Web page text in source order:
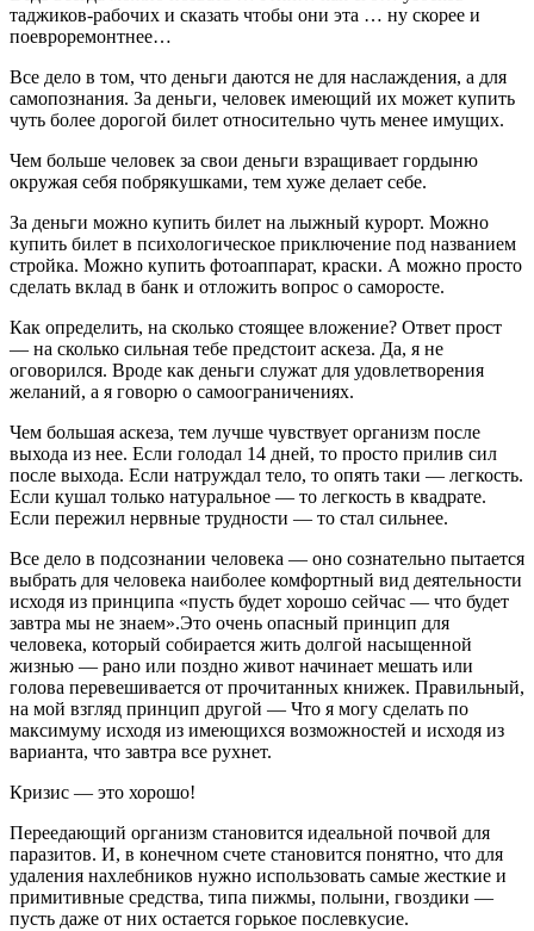
таджиков-рабочих и сказать чтобы они эта … ну скорее и
поевроремонтнее…
Все дело в том, что деньги даются не для наслаждения, а для
самопознания. За деньги, человек имеющий их может купить
чуть более дорогой билет относительно чуть менее имущих.
Чем больше человек за свои деньги взращивает гордыню
окружая себя побрякушками, тем хуже делает себе.
За деньги можно купить билет на лыжный курорт. Можно
купить билет в психологическое приключение под названием
стройка. Можно купить фотоаппарат, краски. А можно просто
сделать вклад в банк и отложить вопрос о саморосте.
Как определить, на сколько стоящее вложение? Ответ прост
— на сколько сильная тебе предстоит аскеза. Да, я не
оговорился. Вроде как деньги служат для удовлетворения
желаний, а я говорю о самоограничениях.
Чем большая аскеза, тем лучше чувствует организм после
выхода из нее. Если голодал 14 дней, то просто прилив сил
после выхода. Если натруждал тело, то опять таки — легкость.
Если кушал только натуральное — то легкость в квадрате.
Если пережил нервные трудности — то стал сильнее.
Все дело в подсознании человека — оно сознательно пытается
выбрать для человека наиболее комфортный вид деятельности
исходя из принципа «пусть будет хорошо сейчас — что будет
завтра мы не знаем».Это очень опасный принцип для
человека, который собирается жить долгой насыщенной
жизнью — рано или поздно живот начинает мешать или
голова перевешивается от прочитанных книжек. Правильный,
на мой взгляд принцип другой — Что я могу сделать по
максимуму исходя из имеющихся возможностей и исходя из
варианта, что завтра все рухнет.
Кризис — это хорошо!
Переедающий организм становится идеальной почвой для
паразитов. И, в конечном счете становится понятно, что для
удаления нахлебников нужно использовать самые жесткие и
примитивные средства, типа пижмы, полыни, гвоздики —
пусть даже от них остается горькое послевкусие.